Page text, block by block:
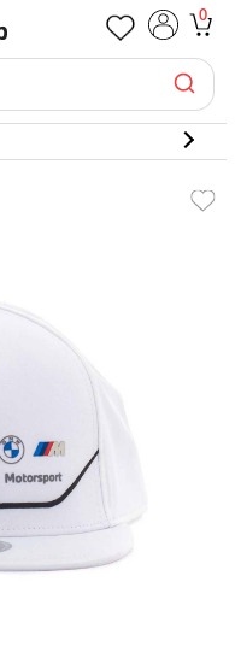
0
02479002 - Blanco -